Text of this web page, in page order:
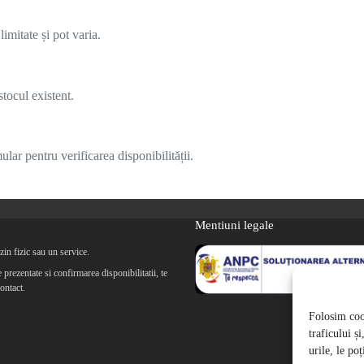
Folosim
traficului
urile, le
și pot varia.
existent.
pentru verificarea disponibilității.
fizic sau un service.
si confirmarea disponibilitatii, te
Mentiuni legale